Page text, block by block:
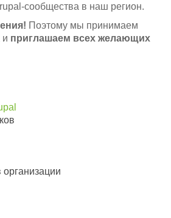
сообщества в наш регион.
Поэтому мы принимаем
и приглашаем всех желающих